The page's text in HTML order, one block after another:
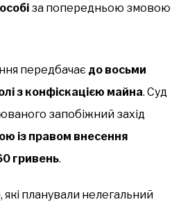
за попередньою змовою
передбачає до восьми
з конфіскацією майна. Суд
запобіжний захід
із правом внесення
гривень.
планували нелегальний